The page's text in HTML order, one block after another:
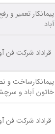
پیمانکار تعمیر و
آباد
قراداد شرکت فن
پیمانکارساخت و
خاتون آباد و
قراداد شرکت فن